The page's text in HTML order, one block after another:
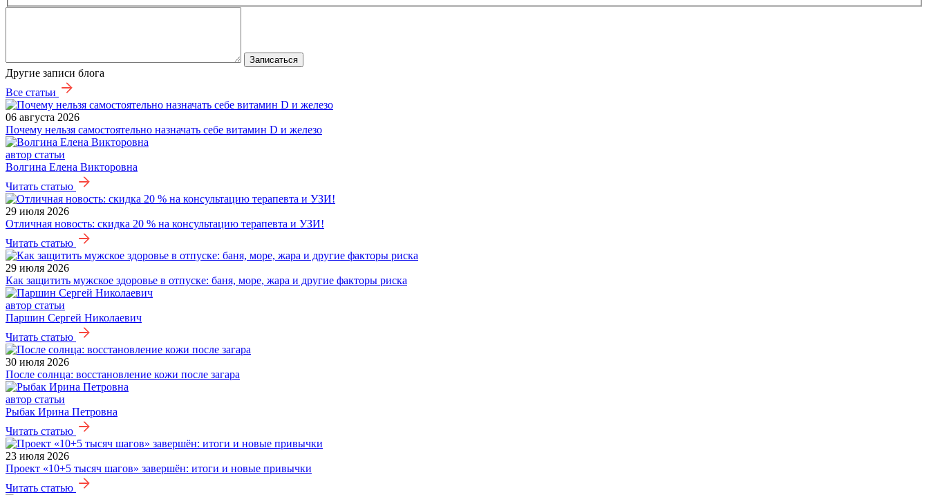
Записаться
Другие записи блога
Все статьи
06 августа 2026
Почему нельзя самостоятельно назначать себе витамин D и железо
автор статьи
Волгина Елена Викторовна
Читать статью
29 июля 2026
Отличная новость: скидка 20 % на консультацию терапевта и УЗИ!
Читать статью
29 июля 2026
Как защитить мужское здоровье в отпуске: баня, море, жара и другие факторы риска
автор статьи
Паршин Сергей Николаевич
Читать статью
30 июля 2026
После солнца: восстановление кожи после загара
автор статьи
Рыбак Ирина Петровна
Читать статью
23 июля 2026
Проект «10+5 тысяч шагов» завершён: итоги и новые привычки
Читать статью